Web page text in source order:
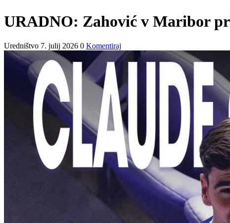
URADNO: Zahović v Maribor
Uredništvo 7. julij 2026 0 Komentiraj